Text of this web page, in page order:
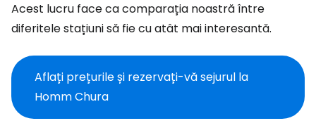
Acest lucru face ca comparația noastră între
diferitele stațiuni să fie cu atât mai interesantă.
Aflați prețurile și rezervați-vă sejurul la
Homm Chura